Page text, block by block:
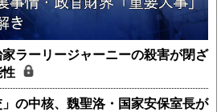
ラーリージャーニーの殺害が閉ざ
性
の中核、魏聖洛・国家安保室長が